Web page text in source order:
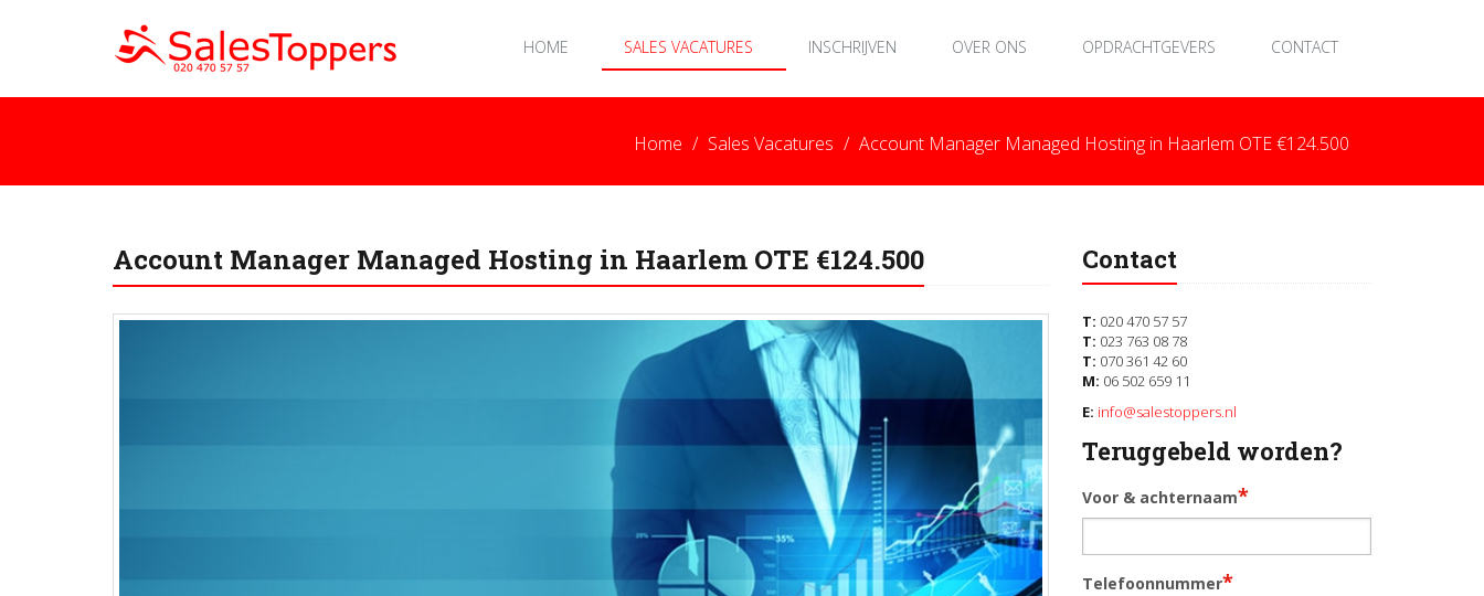
HOME SALES VACATURES INSCHRIJVEN OVER ONS OPDRACHTGEVERS CONTACT
Home Sales Vacatures Account Manager Managed Hosting in Haarlem OTE €124.500
Account Manager Managed Hosting in Haarlem OTE €124.500 Contact
T: 020 470 57 57
T: 023 763 08 78
T: 070 361 42 60
M: 06 502 659 11
E: info@salestoppers.nl
Teruggebeld worden?
Voor & achternaam*
Telefoonnummer*